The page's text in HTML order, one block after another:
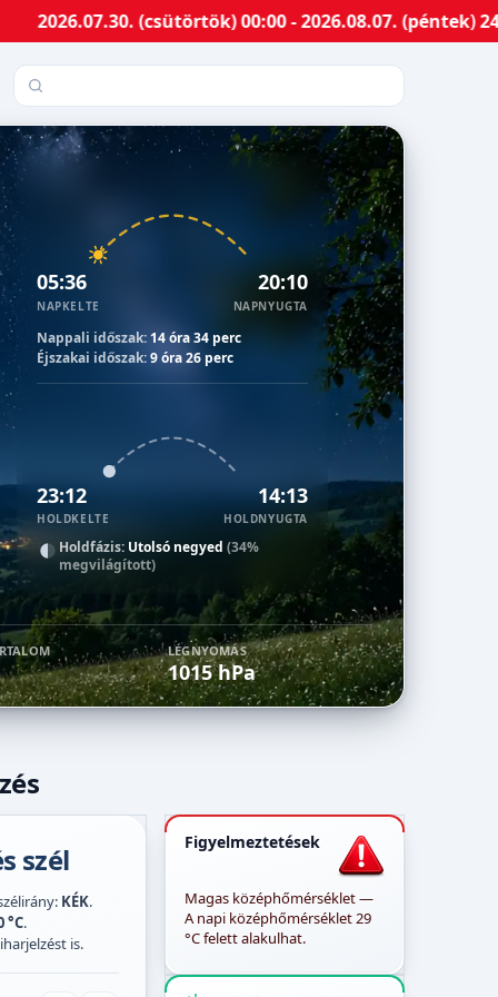
(csütörtök) 00:00 - 2026.08.07. (péntek) 24:00-ig
Település keresése
05:36
NAPKELTE
20:10
NAPNYUGTA
Nappali időszak: 14 óra 34 perc
Éjszakai időszak:9 óra 26 perc
23:12
HOLDKELTE
14:13
HOLDNYUGTA
Holdfázis: Utolsó negyed (34%
megvilágított)
LÉGNYOMÁS
1015 hPa
szél
KÉK.
°C.
is.
Figyelmeztetések
Magas középhőmérséklet —
A napi középhőmérséklet 29
°C felett alakulhat.